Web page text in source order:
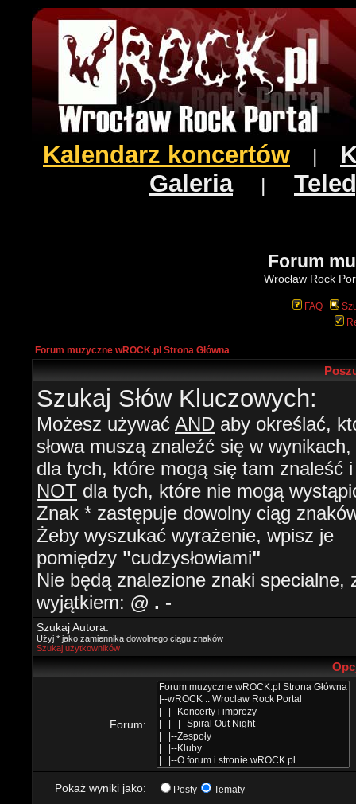
Kalendarz koncertów
Galeria|
Forum
Wrocław Rock
FAQ
Forum muzyczne wROCK.pl Strona Główna
Szukaj Słów Kluczowych:
Możesz używać AND aby określać,
słowa muszą znaleźć się w wynikach,
dla tych, które mogą się tam znaleść i
NOT dla tych, które nie mogą
Znak * zastępuje dowolny ciąg
Żeby wyszukać wyrażenie, wpisz je
pomiędzy "cudzysłowiami"
Nie będą znalezione znaki specialne,
wyjątkiem: @ . - _
Szukaj Autora:
Użyj * jako zamiennika dowolnego ciągu znaków
Szukaj użytkowników
Forum:
Pokaż wyniki jako: Posty Tematy